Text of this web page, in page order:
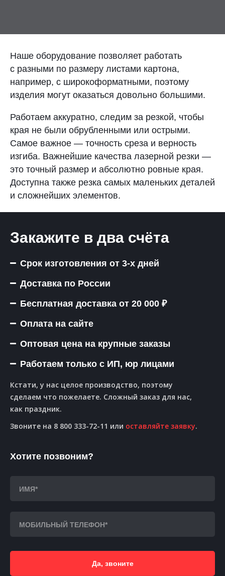
ПЕРМЬ
sale@plastikam.ru
Наше оборудование позволяет работать
с разными по размеру листами картона,
например, с широкоформатными, поэтому
изделия могут оказаться довольно большими.
Работаем аккуратно, следим за резкой, чтобы
края не были обрубленными или острыми.
Самое важное — точность среза и верность
изгиба. Важнейшие качества лазерной резки —
это точный размер и абсолютно ровные края.
Доступна также резка самых маленьких деталей
и сложнейших элементов.
Закажите в два счёта
Срок изготовления от 3-х дней
Доставка по России
Бесплатная доставка от 20 000 ₽
Оплата на сайте
Оптовая цена на крупные заказы
Работаем только с ИП, юр лицами
Кстати, у нас целое производство, поэтому
сделаем что пожелаете. Сложный заказ для нас,
как праздник.
Звоните на 8 800 333-72-11 или оставляйте заявку.
Хотите позвоним?
Да, звоните